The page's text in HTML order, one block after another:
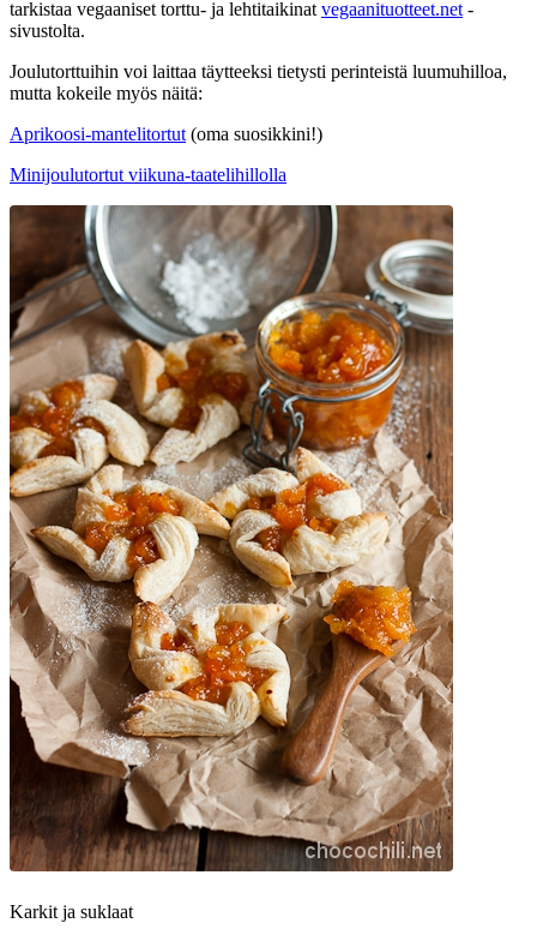
tarkistaa vegaaniset torttu- ja lehtitaikinat vegaanituotteet.net -
sivustolta.
Joulutorttuihin voi laittaa täytteeksi tietysti perinteistä luumuhilloa,
mutta kokeile myös näitä:
Aprikoosi-mantelitortut (oma suosikkini!)
Minijoulutortut viikuna-taatelihillolla
Karkit ja suklaat